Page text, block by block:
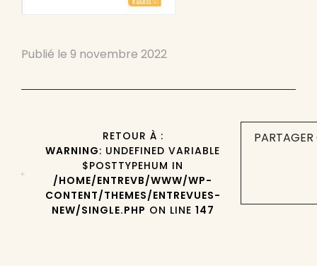
Publié le 9 novembre 2022
RETOUR À :
WARNING: UNDEFINED VARIABLE
$POSTTYPEHUM IN
/HOME/ENTREVB/WWW/WP-
CONTENT/THEMES/ENTREVUES-
NEW/SINGLE.PHP ON LINE 147